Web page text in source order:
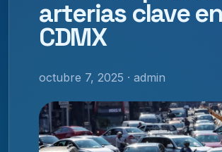
arterias clave
CDMX
octubre 7, 2025 · admin